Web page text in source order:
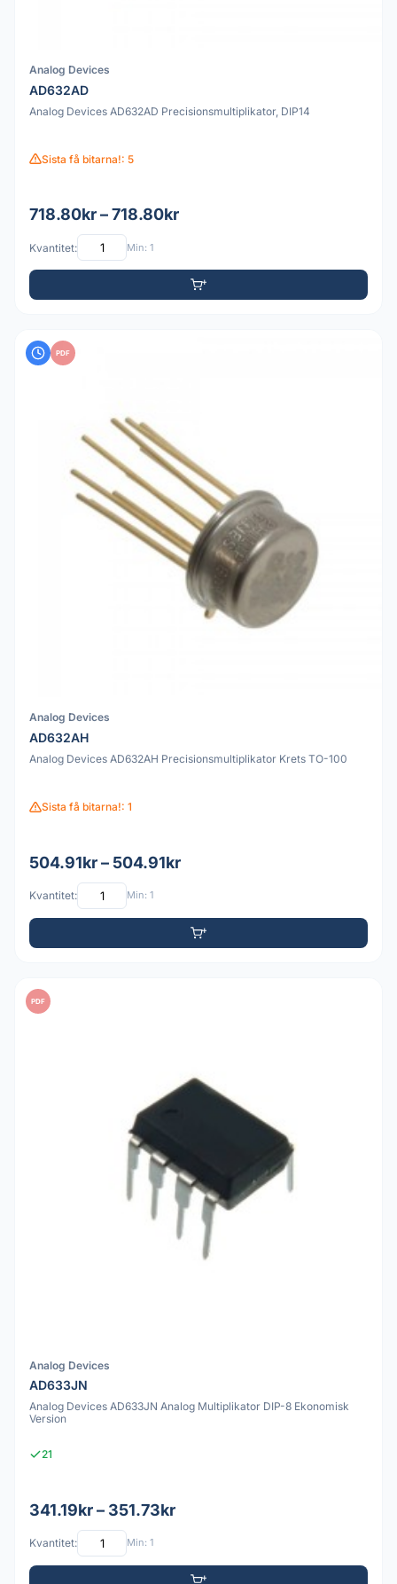
Analog Devices
AD632AD
Analog Devices AD632AD Precisionsmultiplikator, DIP14
Sista få bitarna!: 5
718.80kr – 718.80kr
Kvantitet: Min: 1
PDF
Analog Devices
AD632AH
Analog Devices AD632AH Precisionsmultiplikator Krets TO-100
Sista få bitarna!: 1
504.91kr – 504.91kr
Kvantitet: Min: 1
PDF
Analog Devices
AD633JN
Analog Devices AD633JN Analog Multiplikator DIP-8 Ekonomisk
Version
21
341.19kr – 351.73kr
Kvantitet: Min: 1